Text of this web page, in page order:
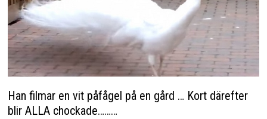
Han filmar en vit påfågel på en gård … Kort därefter
blir ALLA chockade………